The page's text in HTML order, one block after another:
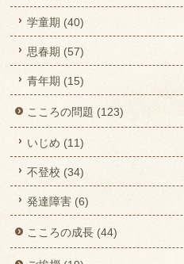
学童期 (40)
思春期 (57)
青年期 (15)
こころの問題 (123)
いじめ (11)
不登校 (34)
発達障害 (6)
こころの成長 (44)